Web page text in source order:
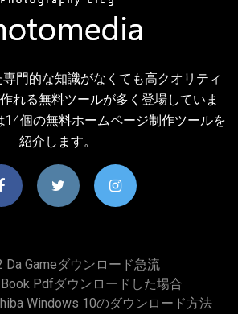
門的な知識がなくても高クオリティ
れる無料ツールが多く登場していま
14個の無料ホームページ制作ツールを
紹介します。
Da Gameダウンロード急流
Pdfダウンロードした場合
Windows 10のダウンロード方法